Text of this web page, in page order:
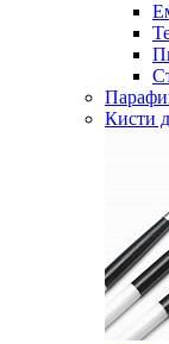
Кисти